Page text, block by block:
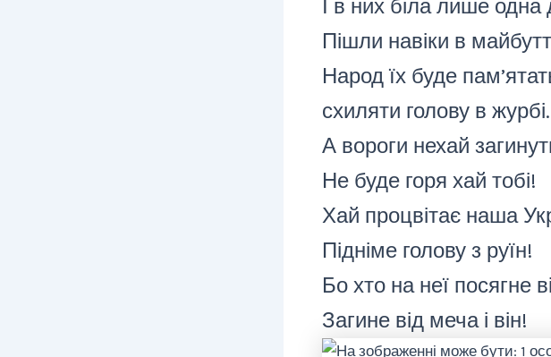
І в них біла лише одна
Пішли навіки в
Народ їх буде
схиляти голову в журбі.
А вороги нехай
Не буде горя хай тобі!
Хай процвітає наша
Підніме голову з руїн!
Бо хто на неї посягне
Загине від меча і він!